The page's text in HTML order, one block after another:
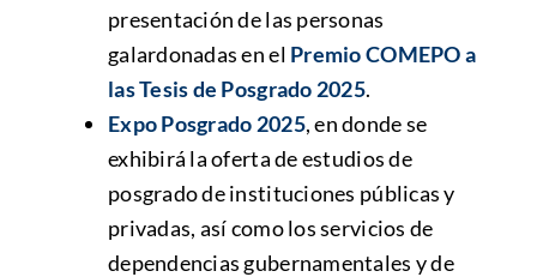
presentación de las personas
galardonadas en el Premio COMEPO a
las Tesis de Posgrado 2025.
Expo Posgrado 2025, en donde se
exhibirá la oferta de estudios de
posgrado de instituciones públicas y
privadas, así como los servicios de
dependencias gubernamentales y de